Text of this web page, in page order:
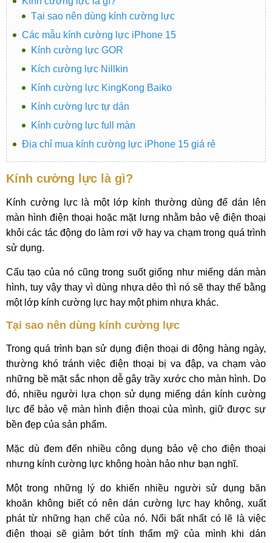
Tại sao nên dùng kính cường lực
Các mẫu kính cường lực iPhone 15
Kính cường lực GOR
Kích cường lực Nillkin
Kính cường lực KingKong Baiko
Kính cường lực tự dán
Kính cường lực full màn
Địa chỉ mua kính cường lực iPhone 15 giá rẻ
Kính cường lực là gì?
Kính cường lực là một lớp kính thường dùng để dán lên
màn hình điện thoại hoặc mặt lưng nhằm bảo vệ điện thoại
khỏi các tác động do làm rơi vỡ hay va chạm trong quá trình
sử dụng.
Cấu tạo của nó cũng trong suốt giống như miếng dán màn
hình, tuy vậy thay vì dùng nhựa dẻo thì nó sẽ thay thế bằng
một lớp kính cường lực hay một phim nhựa khác.
Tại sao nên dùng kính cường lực
Trong quá trình bạn sử dụng điện thoại di động hàng ngày,
thường khó tránh việc điện thoại bị va đập, va chạm vào
những bề mặt sắc nhọn dễ gây trầy xước cho màn hình. Do
đó, nhiều người lựa chọn sử dụng miếng dán kính cường
lực để bảo vệ màn hình điện thoại của mình, giữ được sự
bền đẹp của sản phẩm.
Mặc dù đem đến nhiều công dụng bảo vệ cho điện thoại
nhưng kính cường lực không hoàn hảo như bạn nghĩ.
Một trong những lý do khiến nhiều người sử dụng băn
khoăn không biết có nên dán cường lực hay không, xuất
phát từ những hạn chế của nó. Nổi bất nhất có lẽ là việc
điện thoại sẽ giảm bớt tính thẩm mỹ của mình khi dán